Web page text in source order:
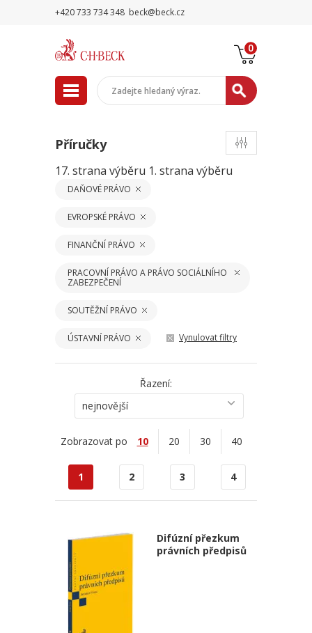
+420 733 734 348 beck@beck.cz
0
Příručky
17. strana výběru 1. strana výběru
DAŇOVÉ PRÁVO
EVROPSKÉ PRÁVO
FINANČNÍ PRÁVO
PRACOVNÍ PRÁVO A PRÁVO SOCIÁLNÍHO
ZABEZPEČENÍ
SOUTĚŽNÍ PRÁVO
ÚSTAVNÍ PRÁVO Vynulovat filtry
Řazení:
nejnovější
Zobrazovat po 10 20 30 40
1 2 3 4
Difúzní přezkum
právních předpisů